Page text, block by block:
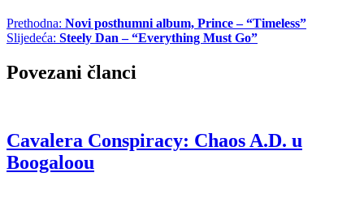
Prethodna: Novi posthumni album, Prince – “Timeless”
Slijedeća: Steely Dan – “Everything Must Go”
Povezani članci
Cavalera Conspiracy: Chaos A.D. u
Boogaloou